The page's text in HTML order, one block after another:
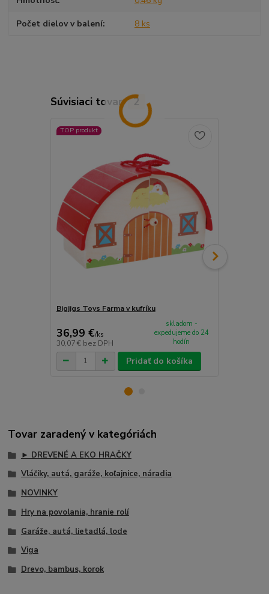
Počet dielov v balení 8 ks
Súvisiaci tovar 2
TOP produkt
Bigjigs Toys Farma v kufríku
36,99 €/ks
30,07 € bez DPH
skladom -
expedujeme do 24
hodín
Pridať do košíka
Tovar zaradený v kategóriách
► DREVENÉ A EKO HRAČKY
Vláčiky, autá, garáže, koľajnice, náradia
NOVINKY
Hry na povolania, hranie rolí
Garáže, autá, lietadlá, lode
Viga
Drevo, bambus, korok